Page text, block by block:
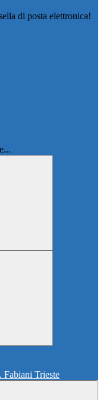
di posta elettronica!